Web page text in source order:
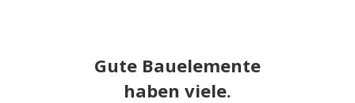
Gute Bauelemente
haben viele.